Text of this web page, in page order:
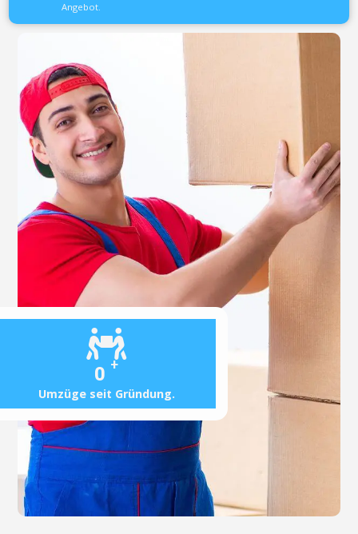
0 +
Umzüge seit Gründung.
Angebot.